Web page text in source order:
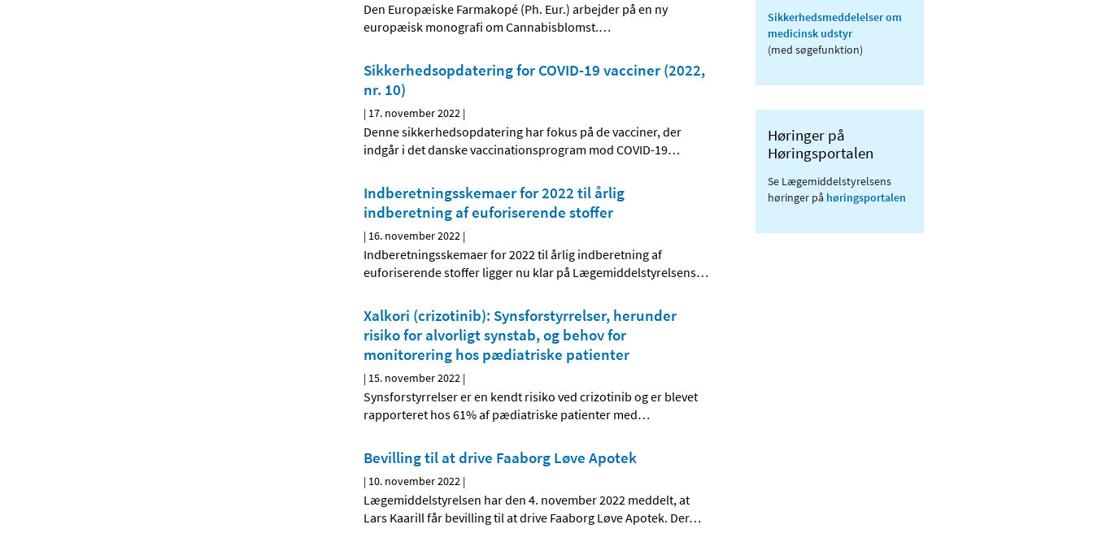
Den Europæiske Farmakopé (Ph. Eur.) arbejder på en ny
europæisk monografi om Cannabisblomst.…
Sikkerhedsopdatering for COVID-19 vacciner (2022,
nr. 10)
| 17. november 2022 |
Denne sikkerhedsopdatering har fokus på de vacciner, der
indgår i det danske vaccinationsprogram mod COVID-19…
Indberetningsskemaer for 2022 til årlig
indberetning af euforiserende stoffer
| 16. november 2022 |
Indberetningsskemaer for 2022 til årlig indberetning af
euforiserende stoffer ligger nu klar på Lægemiddelstyrelsens…
Xalkori (crizotinib): Synsforstyrrelser, herunder
risiko for alvorligt synstab, og behov for
monitorering hos pædiatriske patienter
| 15. november 2022 |
Synsforstyrrelser er en kendt risiko ved crizotinib og er blevet
rapporteret hos 61% af pædiatriske patienter med…
Bevilling til at drive Faaborg Løve Apotek
| 10. november 2022 |
Lægemiddelstyrelsen har den 4. november 2022 meddelt, at
Lars Kaarill får bevilling til at drive Faaborg Løve Apotek. Der…
Sikkerhedsmeddelelser om
medicinsk udstyr
(med søgefunktion)
Høringer på
Høringsportalen
Se Lægemiddelstyrelsens
høringer på høringsportalen